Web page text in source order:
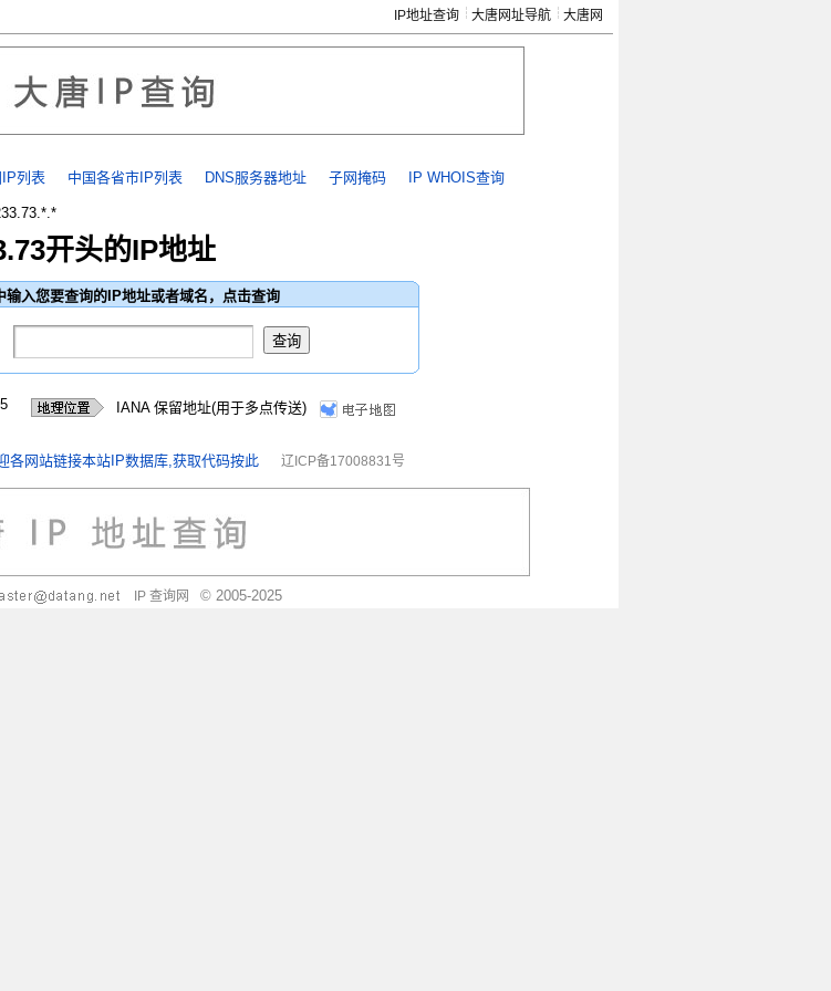
大唐网
大唐网址导航
IP地址查询
列表 中国各省市IP列表 DNS服务器地址 子网掩码 IP WHOIS查询
开头的IP地址
输入您要查询的IP地址或者域名，点击查询
IANA 保留地址(用于多点传送)
各网站链接本站IP数据库,获取代码按此 辽ICP备17008831号
IP 查询网 © 2005-2025